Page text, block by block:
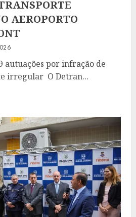
AEROPORTO
autuações por infração de
irregular O Detran...